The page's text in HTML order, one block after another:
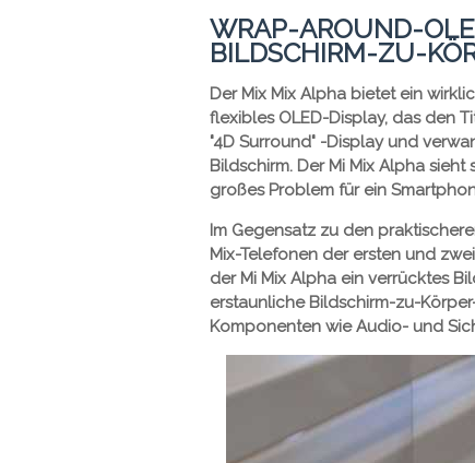
WRAP-AROUND-
BILDSCHIRM-ZU-
Der Mix Mix Alpha bietet ein
flexibles OLED-Display, das den
"4D Surround" -Display und
Bildschirm. Der Mi Mix Alpha
großes Problem für ein
Im Gegensatz zu den
Mix-Telefonen der ersten und
der Mi Mix Alpha ein verrücktes
erstaunliche Bildschirm-zu-
Komponenten wie Audio- und